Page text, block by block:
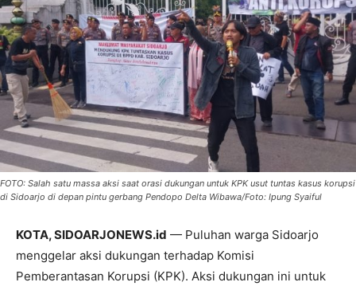
FOTO: Salah satu massa aksi saat orasi dukungan untuk KPK usut tuntas kasus korupsi
di Sidoarjo di depan pintu gerbang Pendopo Delta Wibawa/Foto: Ipung Syaiful
KOTA, SIDOARJONEWS.id — Puluhan warga Sidoarjo
menggelar aksi dukungan terhadap Komisi
Pemberantasan Korupsi (KPK). Aksi dukungan ini untuk